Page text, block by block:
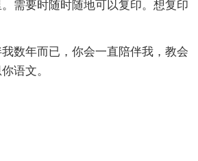
需要时随时随地可以复印。想复印
年而已，你会一直陪伴我，教会
语文。